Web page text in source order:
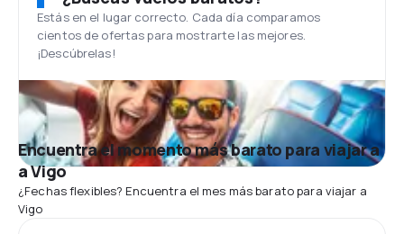
Estás en el lugar correcto. Cada día comparamos
cientos de ofertas para mostrarte las mejores.
¡Descúbrelas!
Encuentra el momento más barato para viajar a
a Vigo
¿Fechas flexibles? Encuentra el mes más barato para viajar a
Vigo